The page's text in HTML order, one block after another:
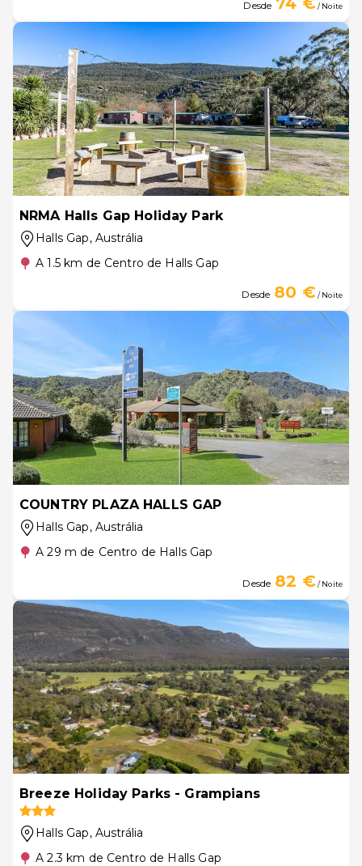
Desde / Noite
NRMA Halls Gap Holiday Park
Halls Gap, Austrália
A 1.5 km de Centro de Halls Gap
Desde 80 €/ Noite
COUNTRY PLAZA HALLS GAP
Halls Gap, Austrália
A 29 m de Centro de Halls Gap
Desde 82 €/ Noite
Breeze Holiday Parks - Grampians
Halls Gap, Austrália
A 2.3 km de Centro de Halls Gap